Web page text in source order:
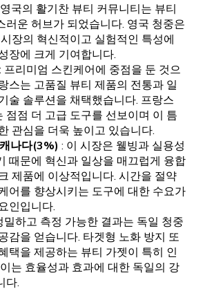
국의 활기찬 뷰티 커뮤니티는 뷰티
러운 허브가 되었습니다. 영국 청중은
장의 혁신적이고 실험적인 특성에
장에 크게 기여합니다.
: 프리미엄 스킨케어에 중점을 둔 것으
스는 고품질 뷰티 제품의 전통과 일
술 솔루션을 채택했습니다. 프랑스
점점 더 고급 도구를 선보이며 이 틈
관심을 더욱 높이고 있습니다.
나다(3%) : 이 시장은 웰빙과 실용성
때문에 혁신과 일상을 매끄럽게 융합
제품에 이상적입니다. 시간을 절약
어를 향상시키는 도구에 대한 수요가
인입니다.
밀하고 측정 가능한 결과는 독일 청중
감을 얻습니다. 타겟형 노화 방지 또
택을 제공하는 뷰티 가젯이 특히 인
는 효율성과 효과에 대한 독일의 강
다.